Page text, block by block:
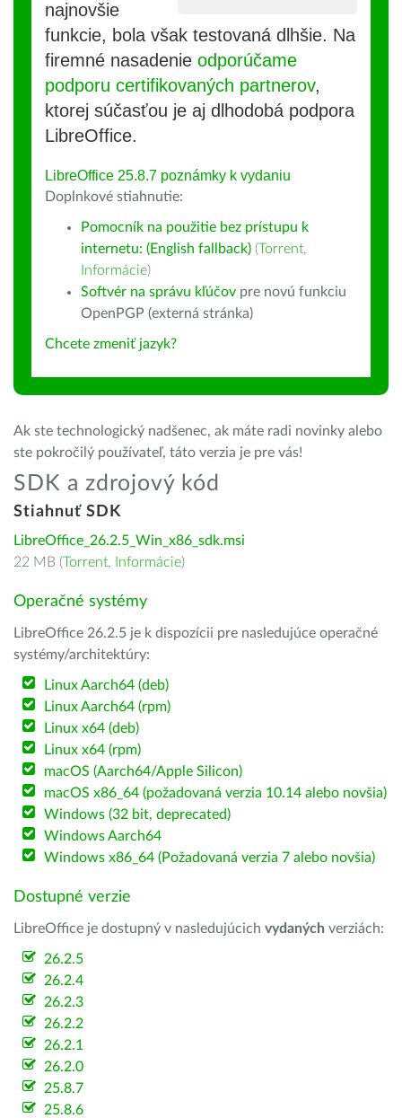
najnovšie
funkcie, bola však testovaná dlhšie. Na
firemné nasadenie odporúčame
podporu certifikovaných partnerov,
ktorej súčasťou je aj dlhodobá podpora
LibreOffice.
LibreOffice 25.8.7 poznámky k vydaniu
Doplnkové stiahnutie:
Pomocník na použitie bez prístupu k
internetu: (English fallback) (Torrent,
Informácie)
Softvér na správu kľúčov pre novú funkciu
OpenPGP (externá stránka)
Chcete zmeniť jazyk?
Ak ste technologický nadšenec, ak máte radi novinky alebo
ste pokročilý používateľ, táto verzia je pre vás!
SDK a zdrojový kód
Stiahnuť SDK
LibreOffice_26.2.5_Win_x86_sdk.msi
22 MB (Torrent, Informácie)
Operačné systémy
LibreOffice 26.2.5 je k dispozícii pre nasledujúce operačné
systémy/architektúry:
Linux Aarch64 (deb)
Linux Aarch64 (rpm)
Linux x64 (deb)
Linux x64 (rpm)
macOS (Aarch64/Apple Silicon)
macOS x86_64 (požadovaná verzia 10.14 alebo novšia)
Windows (32 bit, deprecated)
Windows Aarch64
Windows x86_64 (Požadovaná verzia 7 alebo novšia)
Dostupné verzie
LibreOffice je dostupný v nasledujúcich vydaných verziách:
26.2.5
26.2.4
26.2.3
26.2.2
26.2.1
26.2.0
25.8.7
25.8.6